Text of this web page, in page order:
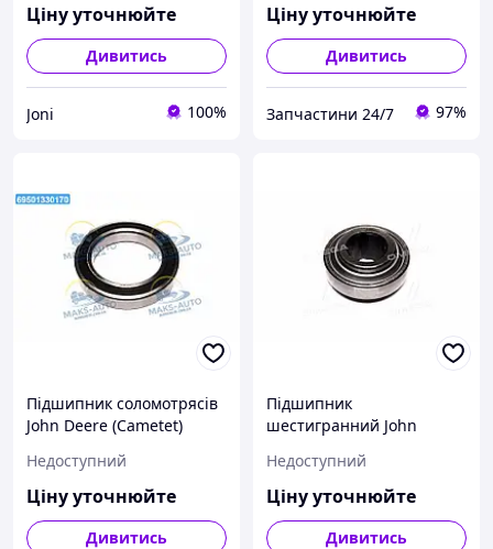
Ціну уточнюйте
Дивитись
Joni 100%
Ціну уточнюйте
Дивитись
Запчастини 24/7 97%
Підшипник соломотрясів
John Deere (Cametet)
Недоступний
Ціну уточнюйте
Дивитись
Підшипник
шестигранний John
Ferguson (Cametet) 11909-
88 UA41
Недоступний
Ціну уточнюйте
Дивитись